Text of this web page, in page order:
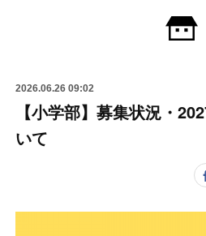
2026.06.26 09:02
【小学部】募集状況・
いて